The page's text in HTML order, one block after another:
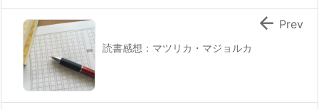
読書感想：マツリカ・マジョルカ
 Prev